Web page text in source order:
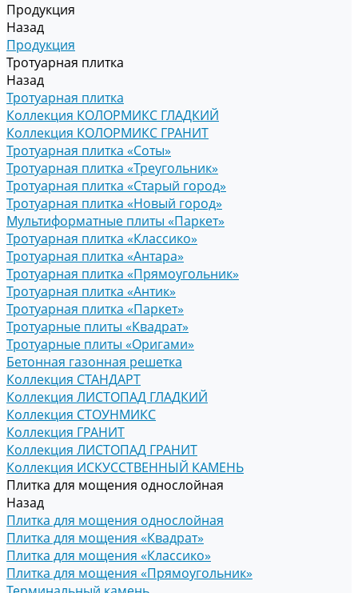
Продукция
Назад
Продукция
Тротуарная плитка
Назад
Тротуарная плитка
Коллекция КОЛОРМИКС ГЛАДКИЙ
Коллекция КОЛОРМИКС ГРАНИТ
Тротуарная плитка «Соты»
Тротуарная плитка «Треугольник»
Тротуарная плитка «Старый город»
Тротуарная плитка «Новый город»
Мультиформатные плиты «Паркет»
Тротуарная плитка «Классико»
Тротуарная плитка «Антара»
Тротуарная плитка «Прямоугольник»
Тротуарная плитка «Антик»
Тротуарная плитка «Паркет»
Тротуарные плиты «Квадрат»
Тротуарные плиты «Оригами»
Бетонная газонная решетка
Коллекция СТАНДАРТ
Коллекция ЛИСТОПАД ГЛАДКИЙ
Коллекция СТОУНМИКС
Коллекция ГРАНИТ
Коллекция ЛИСТОПАД ГРАНИТ
Коллекция ИСКУССТВЕННЫЙ КАМЕНЬ
Плитка для мощения однослойная
Назад
Плитка для мощения однослойная
Плитка для мощения «Квадрат»
Плитка для мощения «Классико»
Плитка для мощения «Прямоугольник»